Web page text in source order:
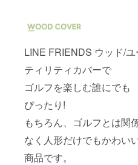
LINE FRIENDS ウッド/ユ
ティリティカバーで
ゴルフを楽しむ誰にでも
ぴったり!
もちろん、ゴルフとは関
なく人形だけでもかわい
商品です。